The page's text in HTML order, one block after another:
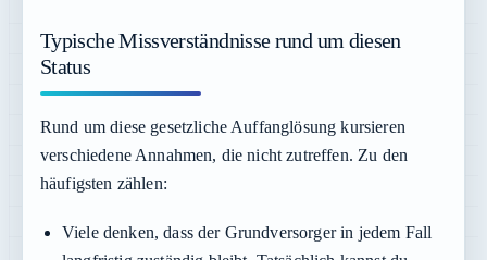
Typische Missverständnisse rund um diesen
Status
Rund um diese gesetzliche Auffanglösung kursieren
verschiedene Annahmen, die nicht zutreffen. Zu den
häufigsten zählen:
Viele denken, dass der Grundversorger in jedem Fall